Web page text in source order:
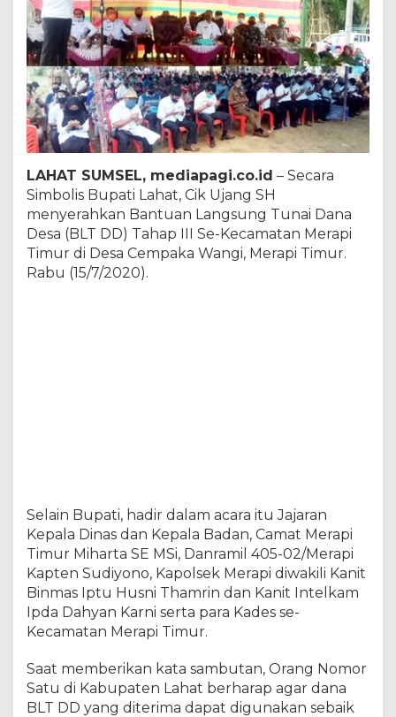
e
r
a
p
i
T
i
m
u
r
LAHAT SUMSEL, mediapagi.co.id – Secara
Simbolis Bupati Lahat, Cik Ujang SH
menyerahkan Bantuan Langsung Tunai Dana
Desa (BLT DD) Tahap III Se-Kecamatan Merapi
Timur di Desa Cempaka Wangi, Merapi Timur.
Rabu (15/7/2020).
Selain Bupati, hadir dalam acara itu Jajaran
Kepala Dinas dan Kepala Badan, Camat Merapi
Timur Miharta SE MSi, Danramil 405-02/Merapi
Kapten Sudiyono, Kapolsek Merapi diwakili Kanit
Binmas Iptu Husni Thamrin dan Kanit Intelkam
Ipda Dahyan Karni serta para Kades se-
Kecamatan Merapi Timur.
Saat memberikan kata sambutan, Orang Nomor
Satu di Kabupaten Lahat berharap agar dana
BLT DD yang diterima dapat digunakan sebaik